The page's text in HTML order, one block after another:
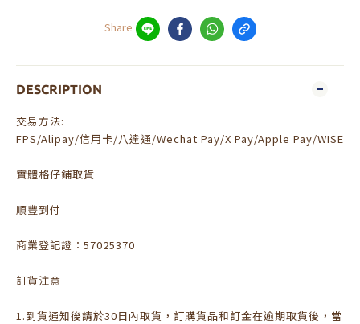
Share
DESCRIPTION
交易方法:
FPS/Alipay/信用卡/八達通/Wechat Pay/X Pay/Apple Pay/WISE
實體格仔鋪取貨
順豐到付
商業登記證：57025370
訂貨注意
1.到貨通知後請於30日內取貨，訂購貨品和訂金在逾期取貨後，當